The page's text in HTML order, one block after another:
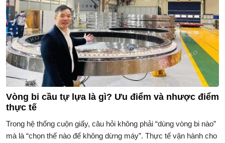
Vòng bi cầu tự lựa là gì? Ưu điểm và nhược điểm
thực tế
Trong hệ thống cuộn giấy, câu hỏi không phải “dùng vòng bi nào”
mà là “chọn thế nào để không dừng máy”. Thực tế vận hành cho